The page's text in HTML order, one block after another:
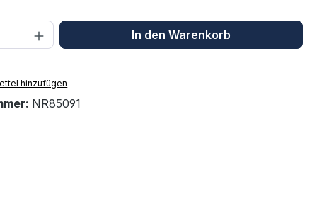
Anzahl: Gib den gewünschten Wert
In den Warenkorb
hinzufügen
NR85091